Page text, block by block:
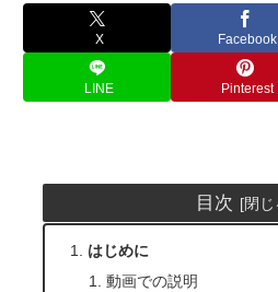
X Facebook
LINE Pinterest
目次
はじめに
動画での説明